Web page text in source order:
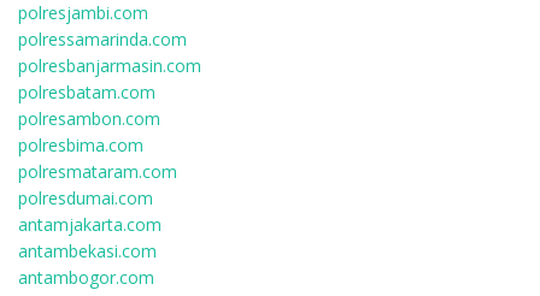
polresjambi.com
polressamarinda.com
polresbanjarmasin.com
polresbatam.com
polresambon.com
polresbima.com
polresmataram.com
polresdumai.com
antamjakarta.com
antambekasi.com
antambogor.com